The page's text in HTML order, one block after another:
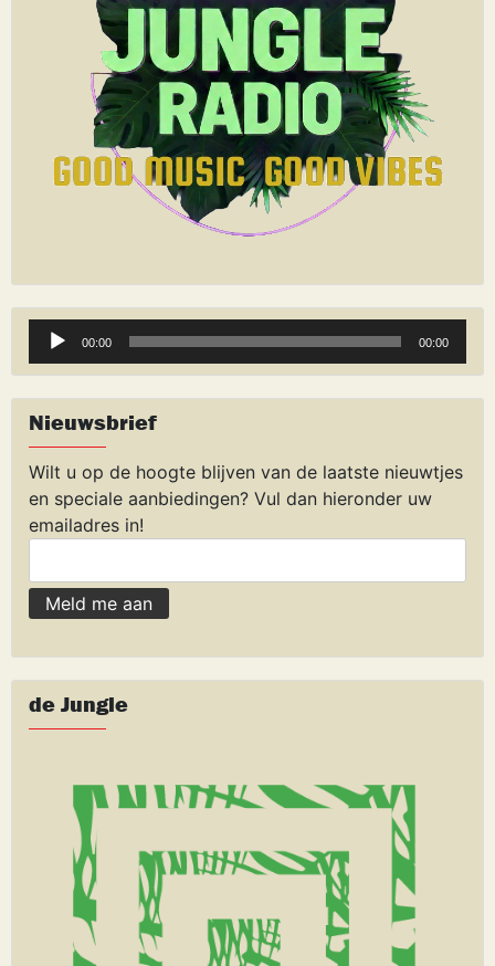
Audiospeler
00:00 00:00
Nieuwsbrief
Wilt u op de hoogte blijven van de laatste nieuwtjes
en speciale aanbiedingen? Vul dan hieronder uw
emailadres in!
de Jungle